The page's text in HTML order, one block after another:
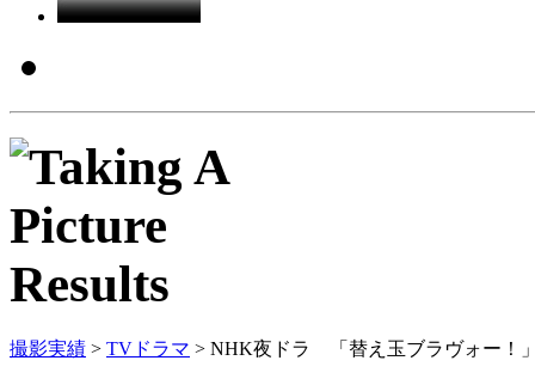
撮影実績 > TVドラマ > NHK夜ドラ 「替え玉ブラヴォー！